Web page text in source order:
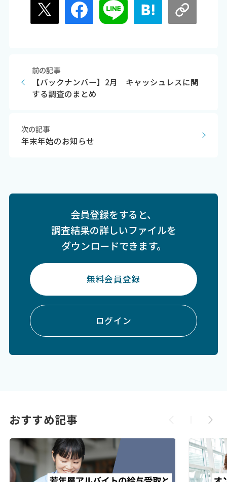
前の記事
【バックナンバー】2月 キャッシュレスに関
する調査のまとめ
次の記事
年末年始のお知らせ
会員登録をすると、
調査結果の詳しいファイルを
ダウンロードできます。
無料会員登録
ログイン
おすすめ記事